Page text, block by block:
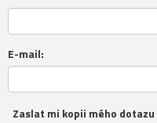
E-mail:
Zaslat mi kopii mého dotazu